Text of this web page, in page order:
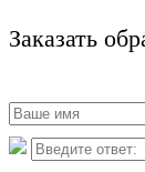
Заказать